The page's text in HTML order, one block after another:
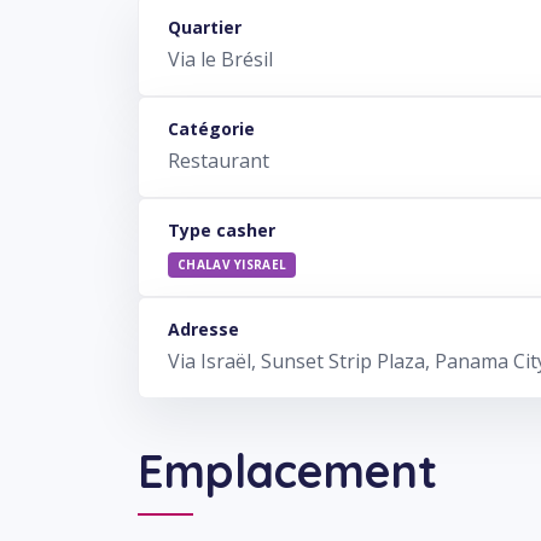
Quartier
Via le Brésil
Catégorie
Restaurant
Type casher
CHALAV YISRAEL
Adresse
Via Israël, Sunset Strip Plaza, Panama
Emplacement